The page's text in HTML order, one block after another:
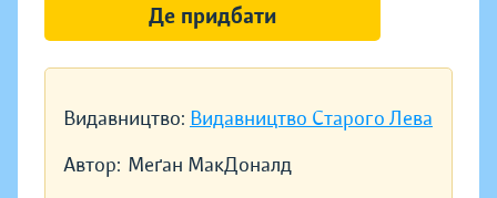
Видавництво: Видавництво Старого Лева
Автор: Меґан МакДоналд
Де придбати